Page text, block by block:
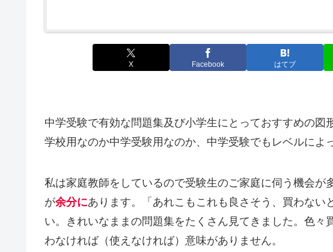
X Facebook はてブ
中学受験で有効な問題集及び小学生にとっておすすめの図
学校用なのか中学受験用なのか、中学受験でもレベルによ
私は家庭教師をしているので受験生のご家庭に伺う機会が
が余分にあります。「あれこもこれも良さそう、買わない
い。きれいなままの問題集をたくさん見てきました。色々
わなければ（使えなければ）意味がありません。